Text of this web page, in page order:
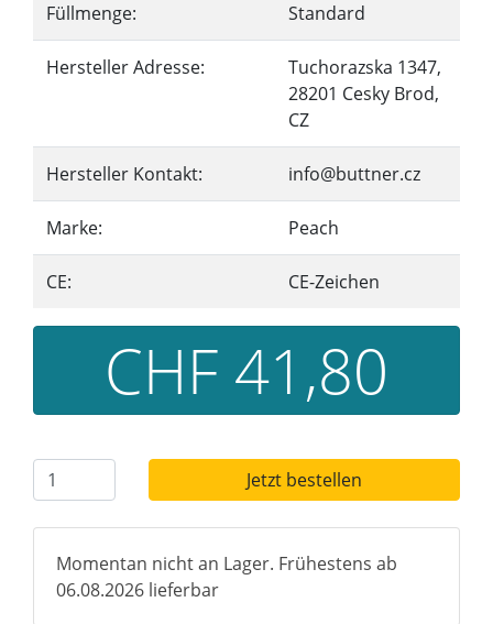
Füllmenge: Standard
Hersteller Adresse:
Tuchorazska 1347,
28201 Cesky Brod,
CZ
Hersteller Kontakt: info@buttner.cz
Marke: Peach
CE: CE-Zeichen
CHF 41,80
Jetzt bestellen
Momentan nicht an Lager. Frühestens ab
06.08.2026 lieferbar